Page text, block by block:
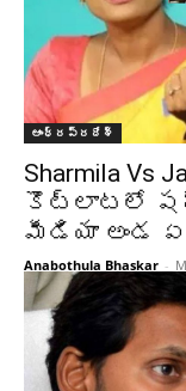
ఆంధ్రప్రదేశ్‌
Sharmila Vs
కొట్లాటలో
మీడియా అండ
Anabothula Bhaskar -